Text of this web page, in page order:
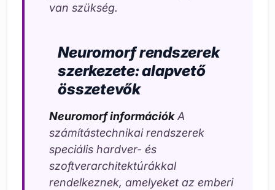
van szükség.
Neuromorf rendszerek
szerkezete: alapvető
összetevők
Neuromorf információkA
számítástechnikai rendszerek
speciális hardver- és
szoftverarchitektúrákkal
rendelkeznek, amelyeket az emberi